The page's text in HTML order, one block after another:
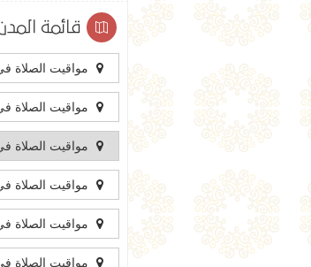
قائمة
مواقيت الصلاة
مواقيت الصلاة
مواقيت الصلاة
مواقيت الصلاة
مواقيت الصلاة
مواقيت الصلاة